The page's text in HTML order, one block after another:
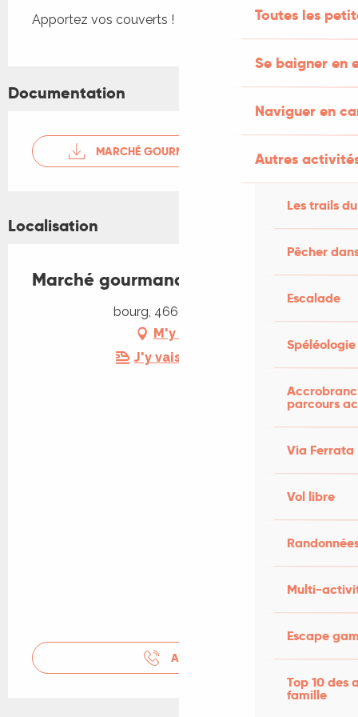
Toutes les
Se baigner en
Naviguer en
Autres
Les trails
Pêcher
Escalade
Spéléologie
parcours
Via Ferrata
Vol libre
Multi-
Escape
Top 10 des
famille
Apportez vos couverts !
Documentation
MARCHÉ GOURMAND CREYSSE
Localisation
Marché gourmand à Creysse
bourg, 46600 Creysse
M'y rendre
J'y vais en train !
APPELER